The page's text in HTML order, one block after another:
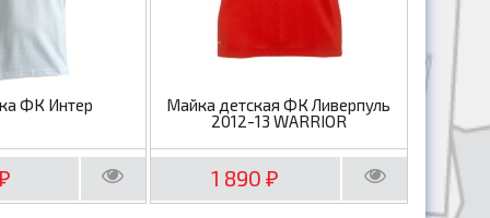
ФК Интер
Майка детская ФК Ливерпуль
2012-13 WARRIOR
1 890₽